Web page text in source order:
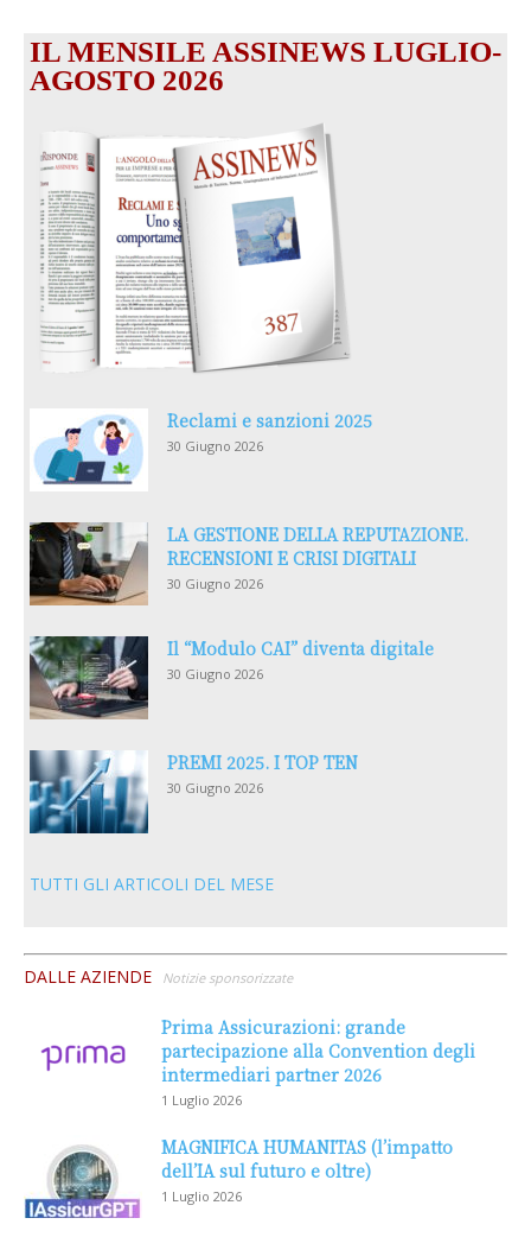
IL MENSILE ASSINEWS LUGLIO-
AGOSTO 2026
Reclami e sanzioni 2025
30 Giugno 2026
LA GESTIONE DELLA REPUTAZIONE.
RECENSIONI E CRISI DIGITALI
30 Giugno 2026
Il “Modulo CAI” diventa digitale
30 Giugno 2026
PREMI 2025. I TOP TEN
30 Giugno 2026
TUTTI GLI ARTICOLI DEL MESE
DALLE AZIENDE Notizie sponsorizzate
Prima Assicurazioni: grande
partecipazione alla Convention degli
intermediari partner 2026
1 Luglio 2026
MAGNIFICA HUMANITAS (l’impatto
dell’IA sul futuro e oltre)
1 Luglio 2026